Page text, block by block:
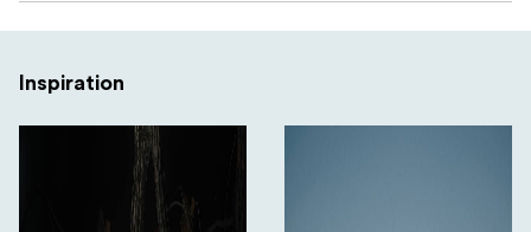
Inspiration